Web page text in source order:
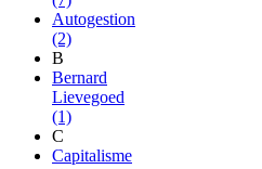
Autogestion
(2)
B
Bernard
Lievegoed
(1)
C
Capitalisme